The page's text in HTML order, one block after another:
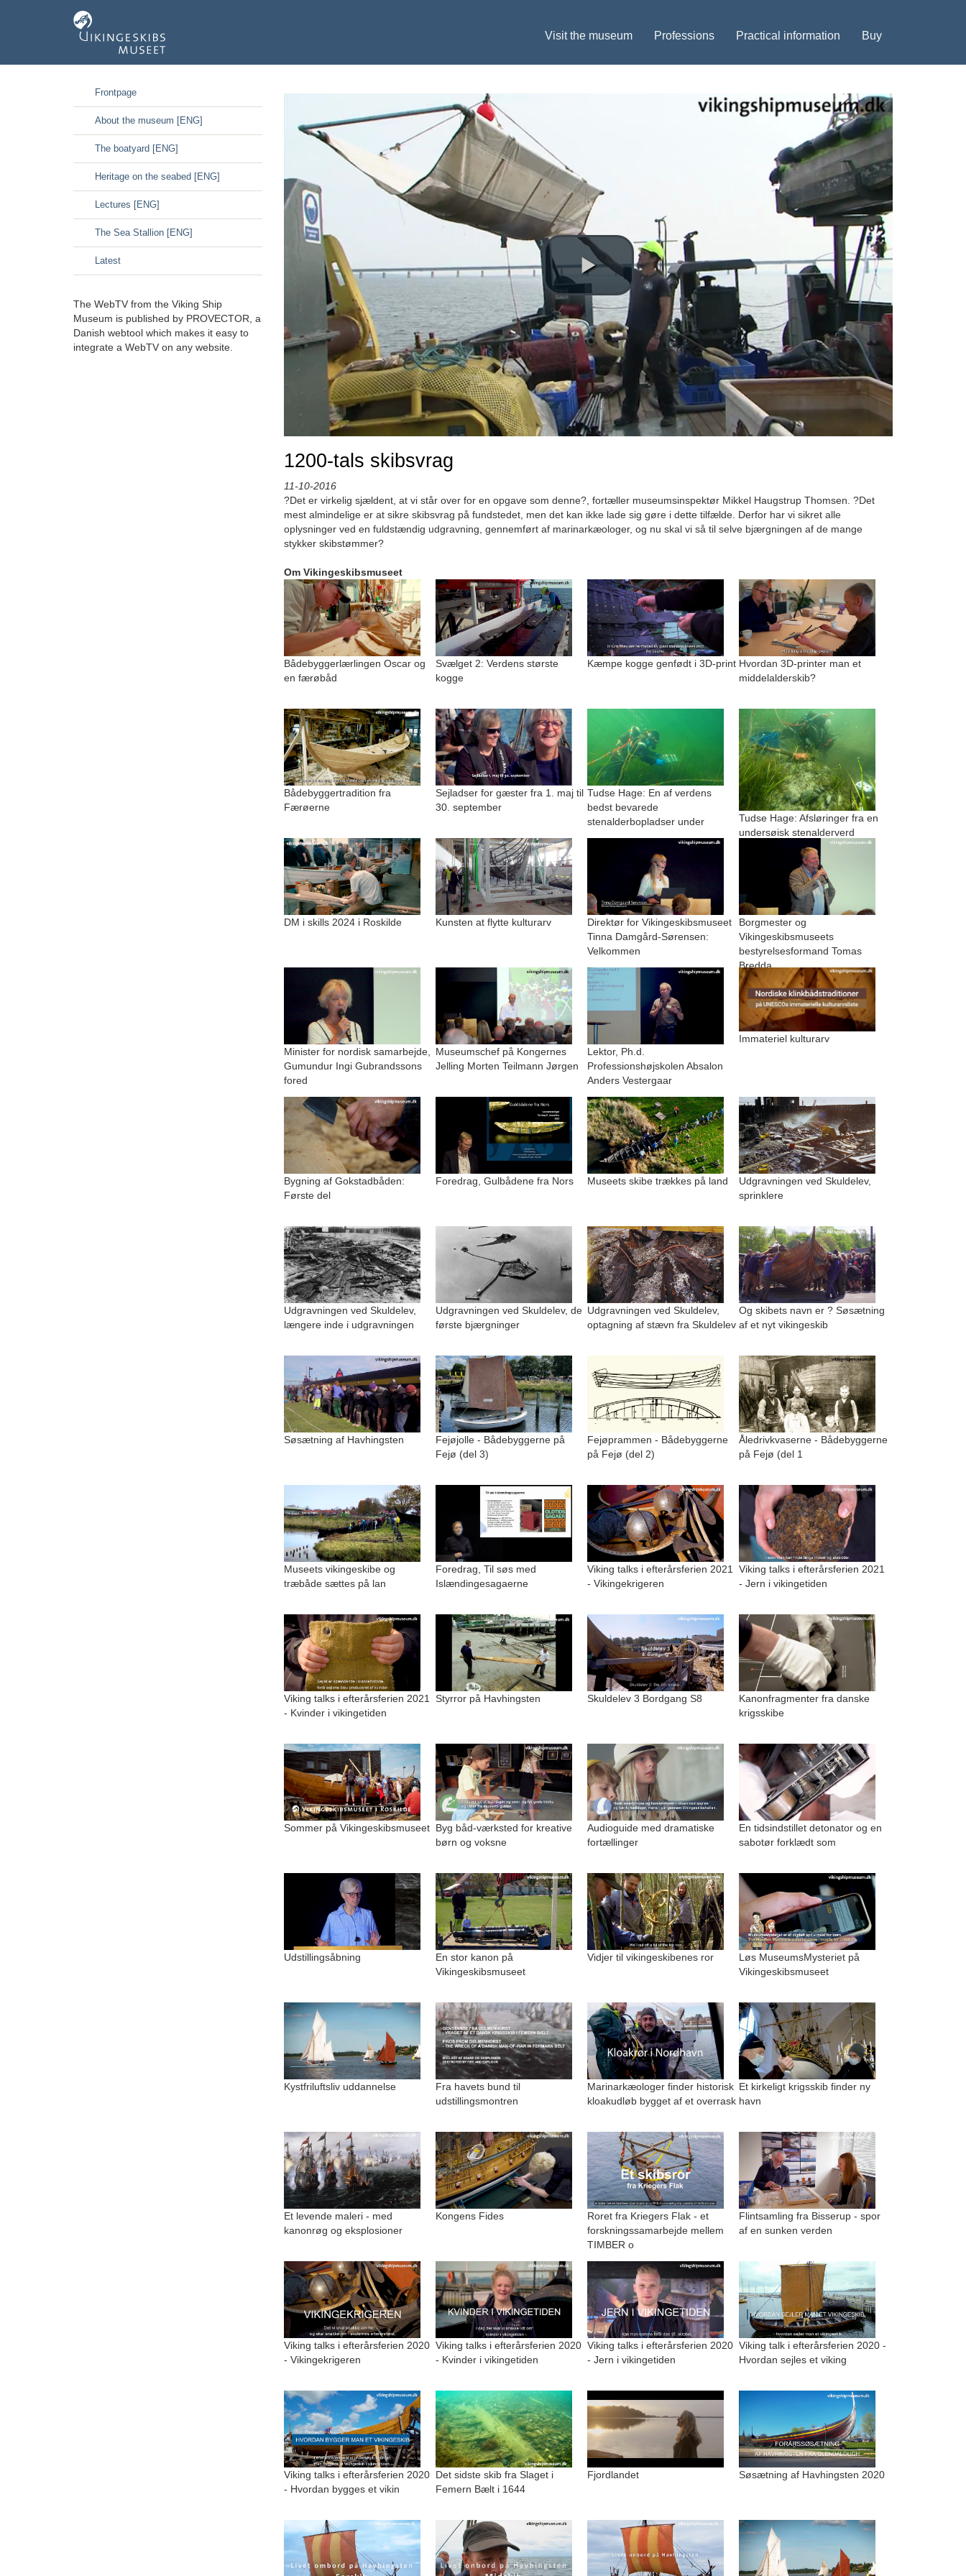
Visit the museum Professions Practical information Buy
Frontpage
About the museum [ENG]
The boatyard [ENG]
Heritage on the seabed [ENG]
Lectures [ENG]
The Sea Stallion [ENG]
Latest
The WebTV from the Viking Ship
Museum is published by PROVECTOR, a
Danish webtool which makes it easy to
integrate a WebTV on any website.
1200-tals skibsvrag
11-10-2016
?Det er virkelig sjældent, at vi står over for en opgave som denne?, fortæller museumsinspektør Mikkel Haugstrup Thomsen. ?Det
mest almindelige er at sikre skibsvrag på fundstedet, men det kan ikke lade sig gøre i dette tilfælde. Derfor har vi sikret alle
oplysninger ved en fuldstændig udgravning, gennemført af marinarkæologer, og nu skal vi så til selve bjærgningen af de mange
stykker skibstømmer?
Om Vikingeskibsmuseet
Bådebyggerlærlingen Oscar og
en færøbåd
Svælget 2: Verdens største
kogge
Kæmpe kogge genfødt i 3D-print Hvordan 3D-printer man et
middelalderskib?
Bådebyggertradition fra
Færøerne
Sejladser for gæster fra 1. maj til
30. september
Tudse Hage: En af verdens
bedst bevarede
stenalderbopladser under
Tudse Hage: Afsløringer fra en
undersøisk stenalderverd
DM i skills 2024 i Roskilde Kunsten at flytte kulturarv
Direktør for Vikingeskibsmuseet
Tinna Damgård-Sørensen:
Velkommen
Borgmester og
Vikingeskibsmuseets
bestyrelsesformand Tomas
Bredda
Minister for nordisk samarbejde,
Gumundur Ingi Gubrandssons
fored
Museumschef på Kongernes
Jelling Morten Teilmann Jørgen
Lektor, Ph.d.
Professionshøjskolen Absalon
Anders Vestergaar
Immateriel kulturarv
Bygning af Gokstadbåden:
Første del
Foredrag, Gulbådene fra Nors Museets skibe trækkes på land
Udgravningen ved Skuldelev,
sprinklere
Udgravningen ved Skuldelev,
længere inde i udgravningen
Udgravningen ved Skuldelev, de
første bjærgninger
Udgravningen ved Skuldelev,
optagning af stævn fra Skuldelev
Og skibets navn er ? Søsætning
af et nyt vikingeskib
Søsætning af Havhingsten
Fejøjolle - Bådebyggerne på
Fejø (del 3)
Fejøprammen - Bådebyggerne
på Fejø (del 2)
Åledrivkvaserne - Bådebyggerne
på Fejø (del 1
Museets vikingeskibe og
træbåde sættes på lan
Foredrag, Til søs med
Islændingesagaerne
Viking talks i efterårsferien 2021
- Vikingekrigeren
Viking talks i efterårsferien 2021
- Jern i vikingetiden
Viking talks i efterårsferien 2021
- Kvinder i vikingetiden
Styrror på Havhingsten Skuldelev 3 Bordgang S8
Kanonfragmenter fra danske
krigsskibe
Sommer på Vikingeskibsmuseet Byg båd-værksted for kreative
børn og voksne
Audioguide med dramatiske
fortællinger
En tidsindstillet detonator og en
sabotør forklædt som
Udstillingsåbning
En stor kanon på
Vikingeskibsmuseet
Vidjer til vikingeskibenes ror
Løs MuseumsMysteriet på
Vikingeskibsmuseet
Kystfriluftsliv uddannelse
Fra havets bund til
udstillingsmontren
Marinarkæologer finder historisk
kloakudløb bygget af et overrask
Et kirkeligt krigsskib finder ny
havn
Et levende maleri - med
kanonrøg og eksplosioner
Kongens Fides
Roret fra Kriegers Flak - et
forskningssamarbejde mellem
TIMBER o
Flintsamling fra Bisserup - spor
af en sunken verden
Viking talks i efterårsferien 2020
- Vikingekrigeren
Viking talks i efterårsferien 2020
- Kvinder i vikingetiden
Viking talks i efterårsferien 2020
- Jern i vikingetiden
Viking talk i efterårsferien 2020 -
Hvordan sejles et viking
Viking talks i efterårsferien 2020
- Hvordan bygges et vikin
Det sidste skib fra Slaget i
Femern Bælt i 1644
Fjordlandet Søsætning af Havhingsten 2020